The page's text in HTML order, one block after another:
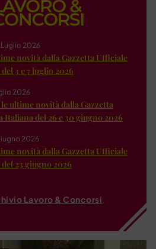
2026
novità dalla Gazzetta Ufficiale
3 e 7 luglio 2026
2026
ultime novità dalla Gazzetta
Italiana del 26 e 30 giugno 2026
2026
novità dalla Gazzetta Ufficiale
23 giugno 2026
Lavoro & Concorsi